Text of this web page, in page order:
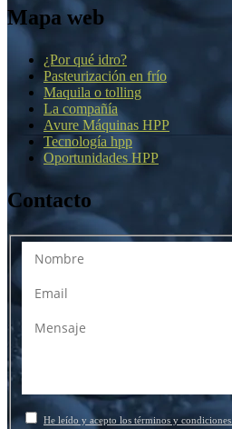
Mapa web
¿Por qué idro?
Pasteurización en frío
Maquila o tolling
La compañía
Avure Máquinas HPP
Tecnología hpp
Oportunidades HPP
Contacto
He leído y acepto los términos y condiciones.